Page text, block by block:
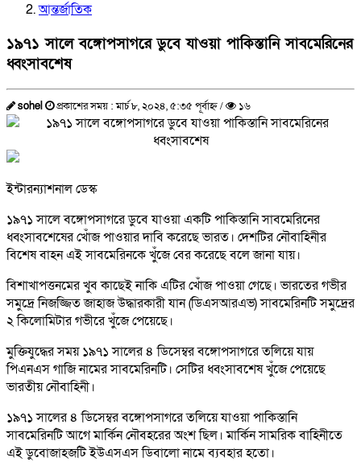
আন্তর্জাতিক
১৯৭১ সালে বঙ্গোপসাগরে ডুবে যাওয়া পাকিস্তানি সাবমেরিনের
ধ্বংসাবশেষ
sohel প্রকাশের সময় : মার্চ ৮, ২০২৪, ৫:৩৫ পূর্বাহ্ন / ১৬
ইন্টারন্যাশনাল ডেস্ক
১৯৭১ সালে বঙ্গোপসাগরে ডুবে যাওয়া একটি পাকিস্তানি সাবমেরিনের
ধ্বংসাবশেষের খোঁজ পাওয়ার দাবি করেছে ভারত। দেশটির নৌবাহিনীর
বিশেষ বাহন এই সাবমেরিনকে খুঁজে বের করেছে বলে জানা যায়।
বিশাখাপত্তনমের খুব কাছেই নাকি এটির খোঁজ পাওয়া গেছে। ভারতের গভীর
সমুদ্রে নিজজ্জিত জাহাজ উদ্ধারকারী যান (ডিএসআরএভ) সাবমেরিনটি সমুদ্রের
২ কিলোমিটার গভীরে খুঁজে পেয়েছে।
মুক্তিযুদ্ধের সময় ১৯৭১ সালের ৪ ডিসেম্বর বঙ্গোপসাগরে তলিয়ে যায়
পিএনএস গাজি নামের সাবমেরিনটি। সেটির ধ্বংসাবশেষ খুঁজে পেয়েছে
ভারতীয় নৌবাহিনী।
১৯৭১ সালের ৪ ডিসেম্বর বঙ্গোপসাগরে তলিয়ে যাওয়া পাকিস্তানি
সাবমেরিনটি আগে মার্কিন নৌবহরের অংশ ছিল। মার্কিন সামরিক বাহিনীতে
এই ডুবোজাহজটি ইউএসএস ডিবালো নামে ব্যবহার হতো।